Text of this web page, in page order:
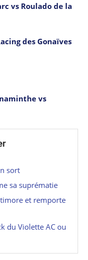
vs Roulado de la
des Gonaïves
vs
sort
sa suprématie
et remporte
du Violette AC ou